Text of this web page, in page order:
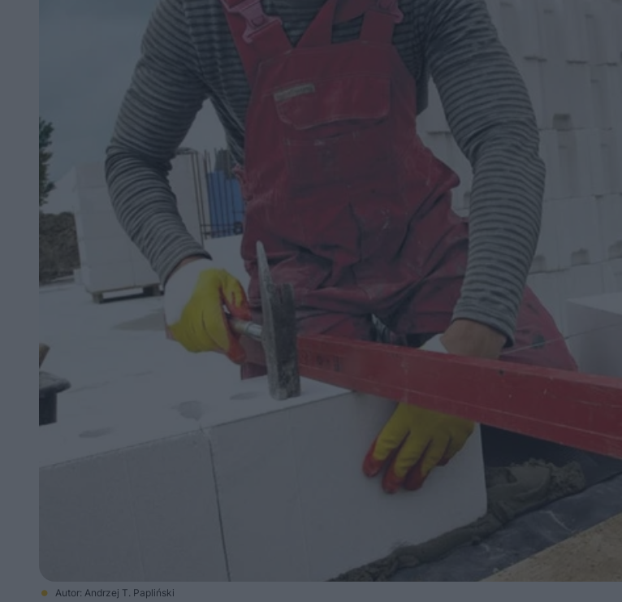
Autor: Andrzej T. Papliński